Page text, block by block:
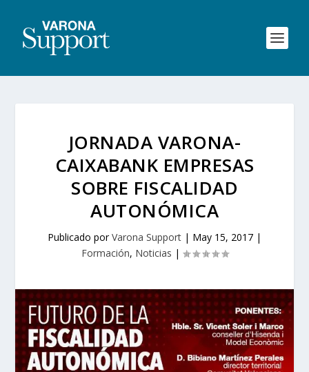
JORNADA VARONA-
CAIXABANK EMPRESAS
SOBRE FISCALIDAD
AUTONÓMICA
Publicado porVarona Support | May 15, 2017 |
Formación, Noticias |